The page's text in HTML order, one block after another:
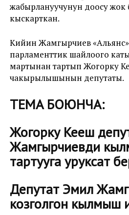
жабырлануучунун доосу жок
кыскарткан.
Кийин Жамгырчиев
парламенттик шайлоого
мартынан тартып Жогорку
чакырылышынын депутаты.
ТЕМА БОЮНЧА:
Жогорку Кеңеш
Жамгырчиевди
тартууга уруксат
Депутат Эмил
козголгон кылмыш